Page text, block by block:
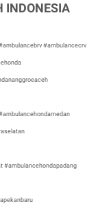
INDONESIA
#ambulancecrv
#ambulancehondapadang